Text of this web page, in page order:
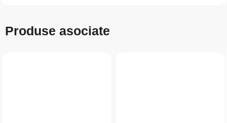
Produse asociate